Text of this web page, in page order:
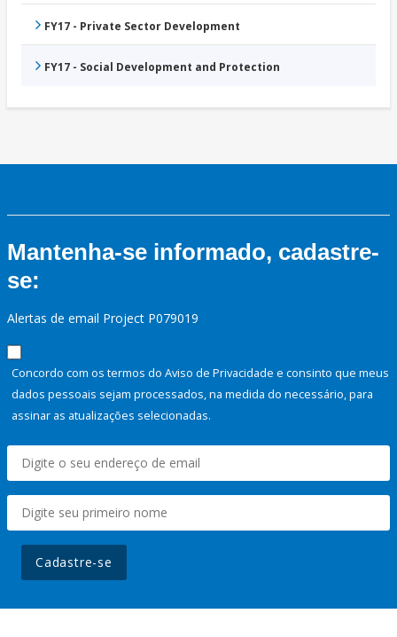
FY17 - Private Sector Development
FY17 - Social Development and Protection
Mantenha-se informado, cadastre-
se:
Alertas de email Project P079019
Concordo com os termos do Aviso de Privacidade e consinto que meus
dados pessoais sejam processados, na medida do necessário, para
assinar as atualizações selecionadas.
Cadastre-se